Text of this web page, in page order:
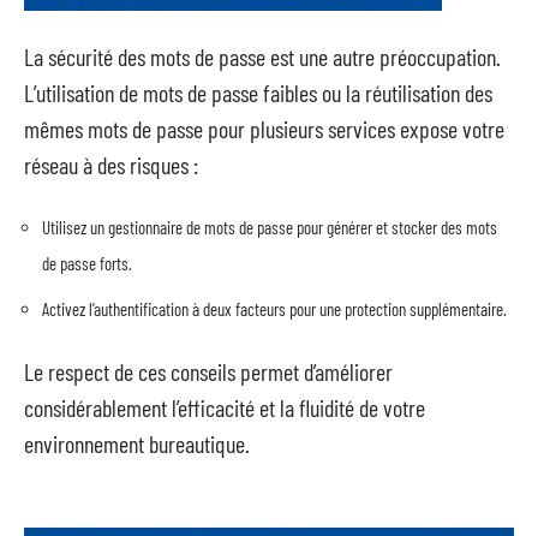
La sécurité des mots de passe est une autre préoccupation.
L’utilisation de mots de passe faibles ou la réutilisation des
mêmes mots de passe pour plusieurs services expose votre
réseau à des risques :
Utilisez un gestionnaire de mots de passe pour générer et stocker des mots
de passe forts.
Activez l’authentification à deux facteurs pour une protection supplémentaire.
Le respect de ces conseils permet d’améliorer
considérablement l’efficacité et la fluidité de votre
environnement bureautique.